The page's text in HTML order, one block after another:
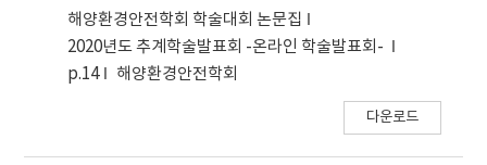
해양환경안전학회 학술대회 논문집
2020년도 추계학술발표회 -온라인 학술발표회-
p.14
해양환경안전학회
다운로드